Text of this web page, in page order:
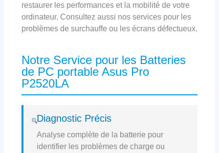
restaurer les performances et la mobilité de votre
ordinateur. Consultez aussi nos services pour les
problèmes de surchauffe ou les écrans défectueux.
Notre Service pour les Batteries
de PC portable Asus Pro
P2520LA
Diagnostic Précis
Analyse complète de la batterie pour
identifier les problèmes de charge ou